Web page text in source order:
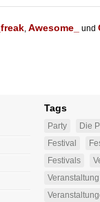
, Awesome_ und
Tags
Party Die
Festival
Festivals